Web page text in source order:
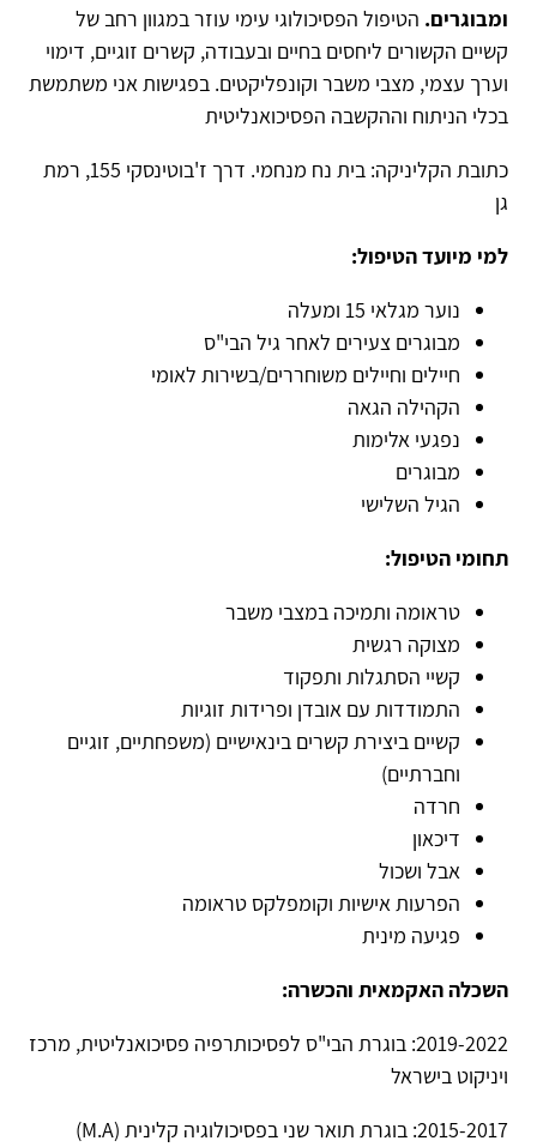
ומבוגרים. הטיפול הפסיכולוגי עימי עוזר במגוון רחב של
קשיים הקשורים ליחסים בחיים ובעבודה, קשרים זוגיים, דימוי
וערך עצמי, מצבי משבר וקונפליקטים. בפגישות אני משתמשת
בכלי הניתוח וההקשבה הפסיכואנליטית
כתובת הקליניקה: בית נח מנחמי. דרך ז'בוטינסקי 155, רמת
גן
למי מיועד הטיפול:
נוער מגלאי 15 ומעלה
מבוגרים צעירים לאחר גיל הבי"ס
חיילים וחיילים משוחררים/בשירות לאומי
הקהילה הגאה
נפגעי אלימות
מבוגרים
הגיל השלישי
תחומי הטיפול:
טראומה ותמיכה במצבי משבר
מצוקה רגשית
קשיי הסתגלות ותפקוד
התמודדות עם אובדן ופרידות זוגיות
קשיים ביצירת קשרים בינאישיים (משפחתיים, זוגיים
וחברתיים)
חרדה
דיכאון
אבל ושכול
הפרעות אישיות וקומפלקס טראומה
פגיעה מינית
השכלה האקמאית והכשרה:
2019-2022: בוגרת הבי"ס לפסיכותרפיה פסיכואנליטית, מרכז
ויניקוט בישראל
2015-2017: בוגרת תואר שני בפסיכולוגיה קלינית (M.A)